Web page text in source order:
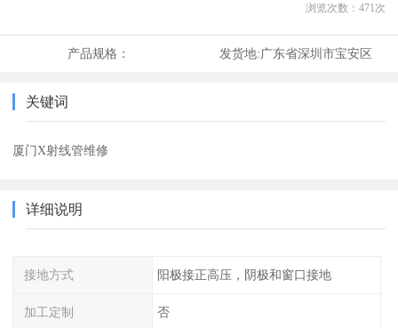
浏览次数： 471 次
产品规格： 发货地:广东省深圳市宝安区
关键词
厦门X射线管维修
详细说明
接地方式 阳极接正高压，阴极和窗口接地
加工定制 否